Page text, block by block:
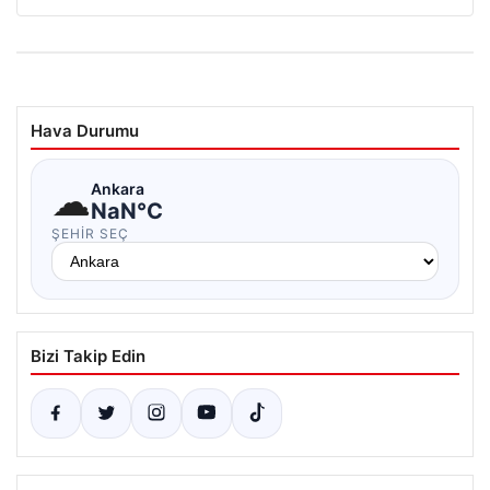
Hava Durumu
☁Ankara
NaN°C
ŞEHIR SEÇ
Bizi Takip Edin